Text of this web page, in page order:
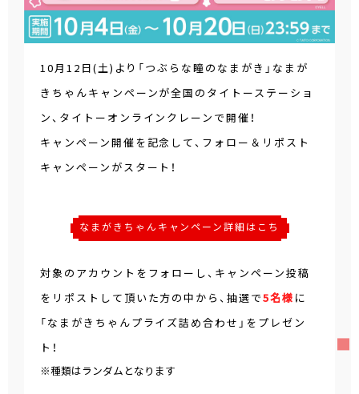
10月12日(土)より「つぶらな瞳のなまがき」なまが
きちゃんキャンペーンが全国のタイトーステーショ
ン、タイトーオンラインクレーンで開催！
キャンペーン開催を記念して、フォロー＆リポスト
キャンペーンがスタート！
なまがきちゃんキャンペーン詳細はこち
対象のアカウントをフォローし、キャンペーン投稿
をリポストして頂いた方の中から、抽選で5名様 に
「なまがきちゃんプライズ詰め合わせ」をプレゼン
ト！
※種類はランダムとなります